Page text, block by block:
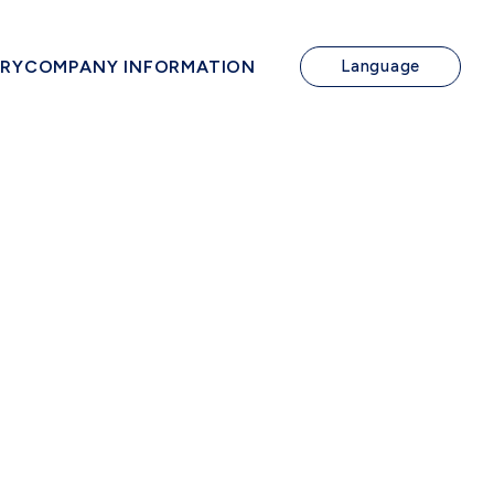
COMPANY INFORMATION Language